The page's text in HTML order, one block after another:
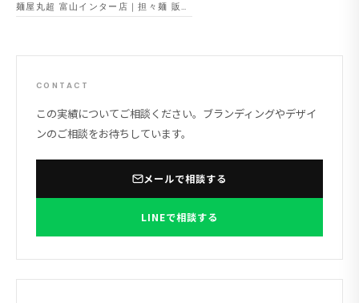
麺屋丸超 富山インター店｜担々麺 販促ポスター・POPデザイン →
CONTACT
この実績についてご相談ください。ブランディングやデザイ
ンのご相談をお待ちしています。
メールで相談する
LINEで相談する